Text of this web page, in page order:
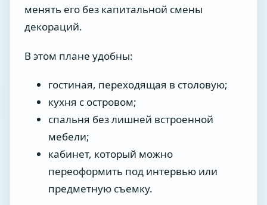
менять его без капитальной смены
декораций.
В этом плане удобны:
гостиная, переходящая в столовую;
кухня с островом;
спальня без лишней встроенной
мебели;
кабинет, который можно
переоформить под интервью или
предметную съемку.